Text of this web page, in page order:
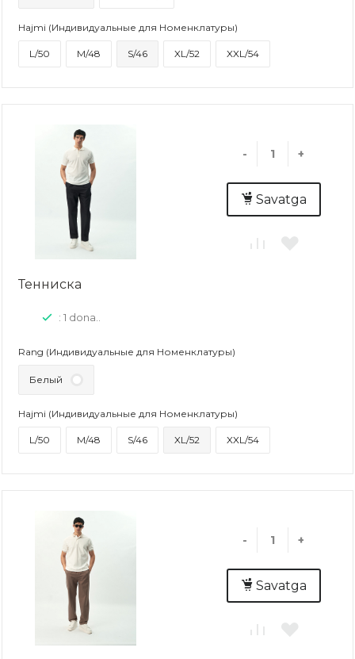
Hajmi (Индивидуальные для Номенклатуры)
L/50 M/48 S/46 XL/52 XXL/54
- +
Savatga
Тенниска
: 1 dona..
Rang (Индивидуальные для Номенклатуры)
Белый
Hajmi (Индивидуальные для Номенклатуры)
L/50 M/48 S/46 XL/52 XXL/54
- +
Savatga